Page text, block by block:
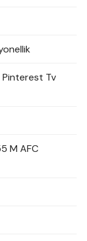
Pinterest Tv
M AFC